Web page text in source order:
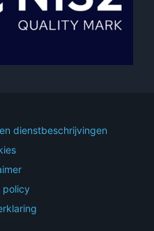
dienstbeschrijvingen
policy